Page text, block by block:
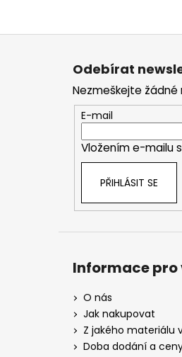
Z
Odebírat
Nezmeškejte žádné
E-mail
Vložením e-mailu
PŘIHLÁSIT SE
Informace pro
O nás
Jak nakupovat
Z jakého materiálu
Doba dodání a